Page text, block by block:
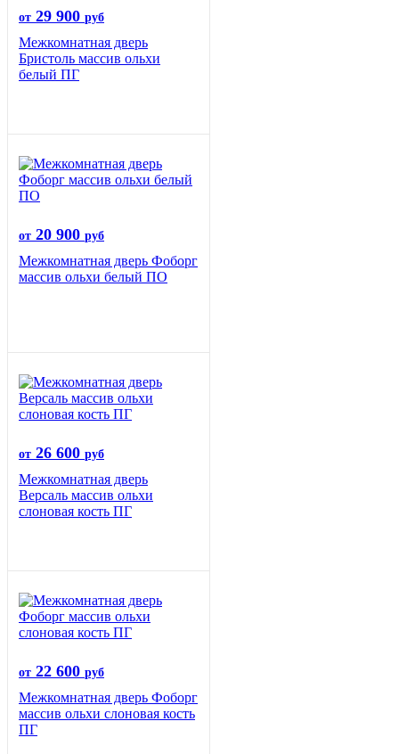
от 29 900 руб
Межкомнатная дверь
Бристоль массив ольхи
белый ПГ
от 20 900 руб
Межкомнатная дверь Фоборг
массив ольхи белый ПО
от 26 600 руб
Межкомнатная дверь
Версаль массив ольхи
слоновая кость ПГ
от 22 600 руб
Межкомнатная дверь Фоборг
массив ольхи слоновая кость
ПГ